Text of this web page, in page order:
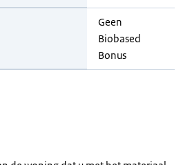
Geen
Biobased
Bonus